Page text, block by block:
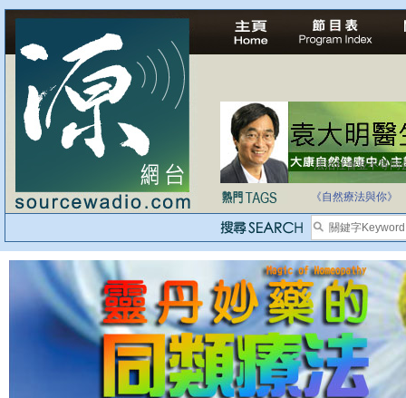
法治社會並不等同
自家教育合法化-
《自然療法與你》